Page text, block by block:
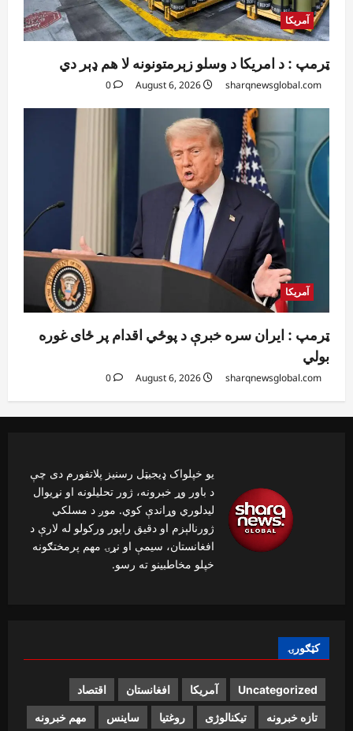
آمریکا
ټرمپ : د امریکا د وسلو زېرمتونونه لا هم ډېر دي
sharqnewsglobal.com
0
آمریکا
ټرمپ : ایران سره خبرې د پوځي اقدام پر ځای غوره
بولي
sharqnewsglobal.com
0
یو خپلواک ډیجیټل رسنیز پلاتفورم دی چې
د باور وړ خبرونه، ژور تحلیلونه او نړیوال
لیدلوري وړاندې کوي. موږ د مسلکي
ژورنالېزم او دقیق راپور ورکولو له لارې د
افغانستان، سیمې او نړۍ مهم پرمختګونه
خپلو مخاطبینو ته رسو.
کټګورۍ
Uncategorized آمریکا افغانستان اقتصاد
تازه خبرونه تیکنالوژی روغتیا ساینس مهم خبرونه